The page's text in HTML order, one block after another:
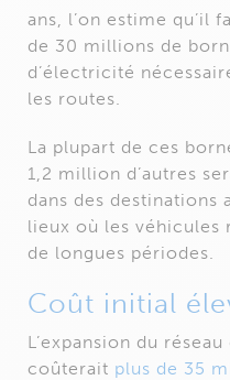
ans, l’on estime qu’il
de 30 millions de
d’électricité
les routes.
La plupart de ces
1,2 million d’autres
dans des destinations
lieux où les véhicules
de longues périodes.
Coût initial
L’expansion du
coûterait plus de 35